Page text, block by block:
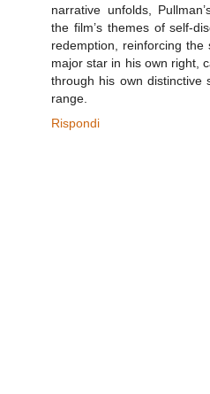
narrative unfolds,
the film’s themes of self-
redemption, reinforcing
major star in his own right,
through his own distinctive
range.
Rispondi